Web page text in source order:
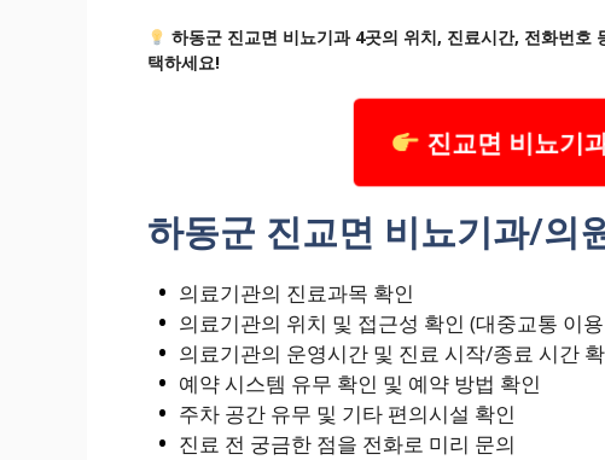
하동군 진교면 비뇨기과 4곳의 위치, 진료시간, 전화번호
택하세요!
진교면 비뇨기
하동군 진교면 비뇨기과/의
의료기관의 진료과목 확인
의료기관의 위치 및 접근성 확인 (대중교통 이
의료기관의 운영시간 및 진료 시작/종료 시간
예약 시스템 유무 확인 및 예약 방법 확인
주차 공간 유무 및 기타 편의시설 확인
진료 전 궁금한 점을 전화로 미리 문의